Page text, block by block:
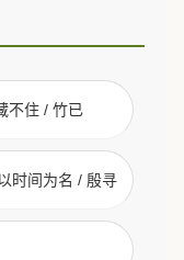
不住 / 竹已
时间为名 / 殷寻